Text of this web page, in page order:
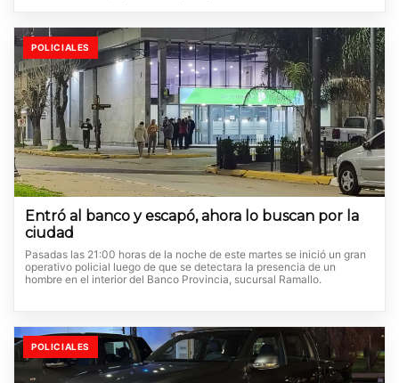
POLICIALES
Entró al banco y escapó, ahora lo buscan por la
ciudad
Pasadas las 21:00 horas de la noche de este martes se inició un gran
operativo policial luego de que se detectara la presencia de un
hombre en el interior del Banco Provincia, sucursal Ramallo.
POLICIALES